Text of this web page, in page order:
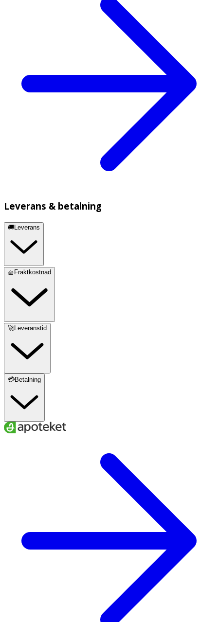
Leverans & betalning
🚚Leverans
🧺Fraktkostnad
🚀Leveranstid
💳Betalning